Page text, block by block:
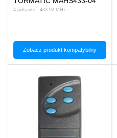
4 pulsante - 433.92 MHz
Zobacz produkt kompatybilny